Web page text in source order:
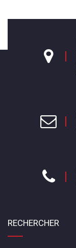
RECHERCHER